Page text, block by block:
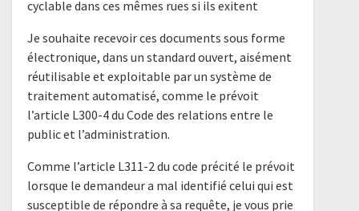
cyclable dans ces mêmes rues si ils exitent
Je souhaite recevoir ces documents sous forme
électronique, dans un standard ouvert, aisément
réutilisable et exploitable par un système de
traitement automatisé, comme le prévoit
l’article L300-4 du Code des relations entre le
public et l’administration.
Comme l’article L311-2 du code précité le prévoit
lorsque le demandeur a mal identifié celui qui est
susceptible de répondre à sa requête, je vous prie